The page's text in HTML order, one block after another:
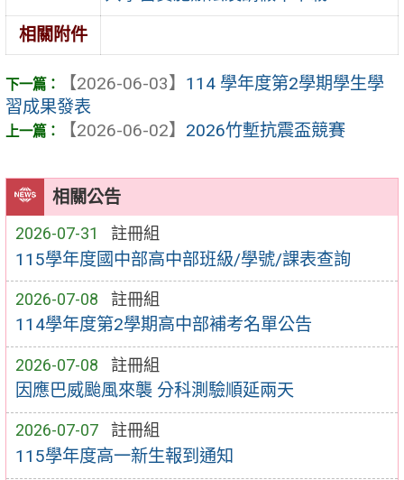
相關公告
2026-07-31 註冊組
115學年度國中部高中部班級/學號/課表查詢
2026-07-08 註冊組
114學年度第2學期高中部補考名單公告
2026-07-08 註冊組
因應巴威颱風來襲 分科測驗順延兩天
2026-07-07 註冊組
115學年度高一新生報到通知
相關附件
【2026-06-03】 114 學年度第2學期學生學
習成果發表
【2026-06-02】 2026竹塹抗震盃競賽